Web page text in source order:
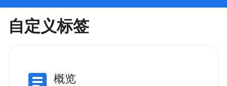
自定义标签
概览